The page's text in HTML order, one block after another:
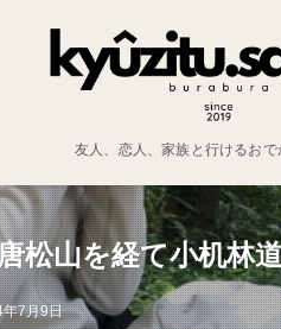
友人、恋人、家族と行けるおで
松山を経て小机林
7月9日